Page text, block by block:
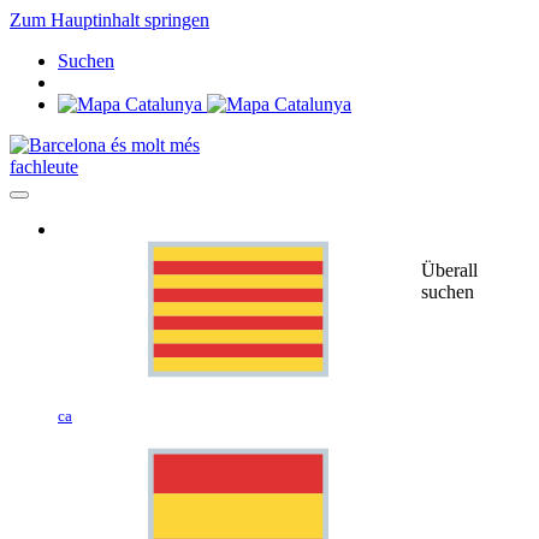
Zum Hauptinhalt springen
Suchen
fachleute
ca
Überall
suchen